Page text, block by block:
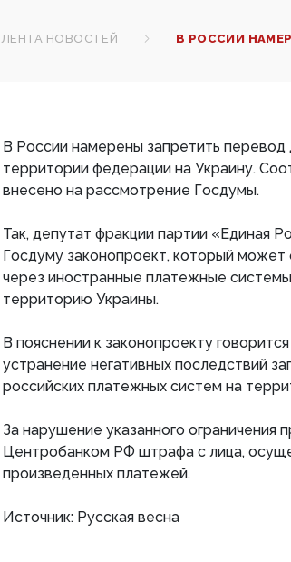
ЛЕНТА НОВОСТЕЙ В РОССИИ
В России намерены запретить
территории федерации на Украину.
внесено на рассмотрение Госдумы.
Так, депутат фракции партии «Единая
Госдуму законопроект, который
через иностранные платежные
территорию Украины.
В пояснении к законопроекту
устранение негативных последствий
российских платежных систем на
За нарушение указанного ограничения
Центробанком РФ штрафа с лица,
произведенных платежей.
Источник: Русская весна